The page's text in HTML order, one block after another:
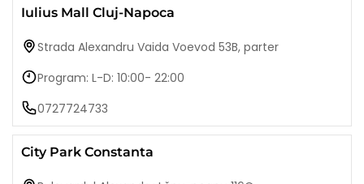
Iulius Mall Cluj-Napoca
Strada Alexandru Vaida Voevod 53B, parter
Program: L-D: 10:00- 22:00
0727724733
City Park Constanta